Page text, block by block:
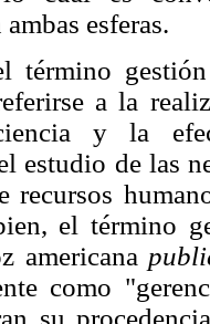
esferas.
término
a la
y la
estudio de las
recursos
el término
americana
como
su